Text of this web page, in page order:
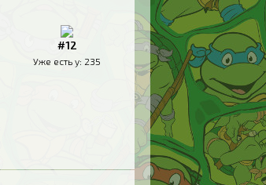
#12
Уже есть у: 235